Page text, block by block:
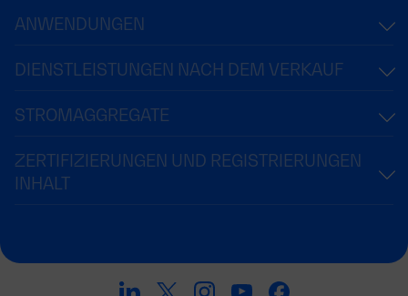
ANWENDUNGEN
DIENSTLEISTUNGEN NACH DEM VERKAUF
STROMAGGREGATE
ZERTIFIZIERUNGEN UND REGISTRIERUNGEN
INHALT